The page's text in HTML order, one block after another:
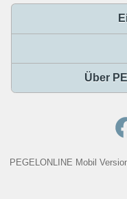
Über
PEGELONLINE Mobil